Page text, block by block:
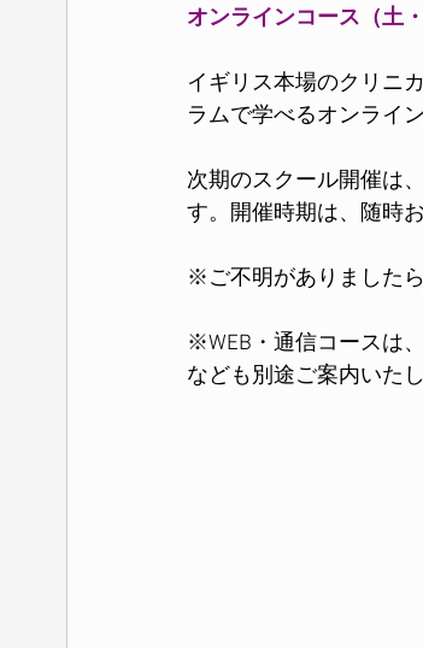
オンラインコース（土・
イギリス本場のクリニ
ラムで学べるオンライ
次期のスクール開催は
す。開催時期は、随時
※ご不明がありました
※WEB・通信コースは
なども別途ご案内いたし